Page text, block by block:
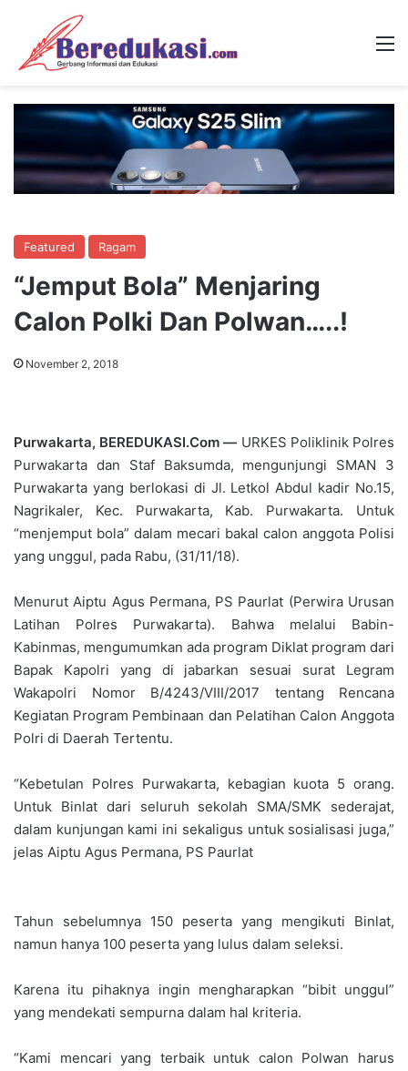
Featured Ragam
“Jemput Bola” Menjaring
Calon Polki Dan Polwan…..!
November 2, 2018
Purwakarta, BEREDUKASI.Com — URKES Poliklinik Polres
Purwakarta dan Staf Baksumda, mengunjungi SMAN 3
Purwakarta yang berlokasi di Jl. Letkol Abdul kadir No.15,
Nagrikaler, Kec. Purwakarta, Kab. Purwakarta. Untuk
“menjemput bola” dalam mecari bakal calon anggota Polisi
yang unggul, pada Rabu, (31/11/18).
Menurut Aiptu Agus Permana, PS Paurlat (Perwira Urusan
Latihan Polres Purwakarta). Bahwa melalui Babin-
Kabinmas, mengumumkan ada program Diklat program dari
Bapak Kapolri yang di jabarkan sesuai surat Legram
Wakapolri Nomor B/4243/VIII/2017 tentang Rencana
Kegiatan Program Pembinaan dan Pelatihan Calon Anggota
Polri di Daerah Tertentu.
“Kebetulan Polres Purwakarta, kebagian kuota 5 orang.
Untuk Binlat dari seluruh sekolah SMA/SMK sederajat,
dalam kunjungan kami ini sekaligus untuk sosialisasi juga,”
jelas Aiptu Agus Permana, PS Paurlat
Tahun sebelumnya 150 peserta yang mengikuti Binlat,
namun hanya 100 peserta yang lulus dalam seleksi.
Karena itu pihaknya ingin mengharapkan “bibit unggul”
yang mendekati sempurna dalam hal kriteria.
“Kami mencari yang terbaik untuk calon Polwan harus